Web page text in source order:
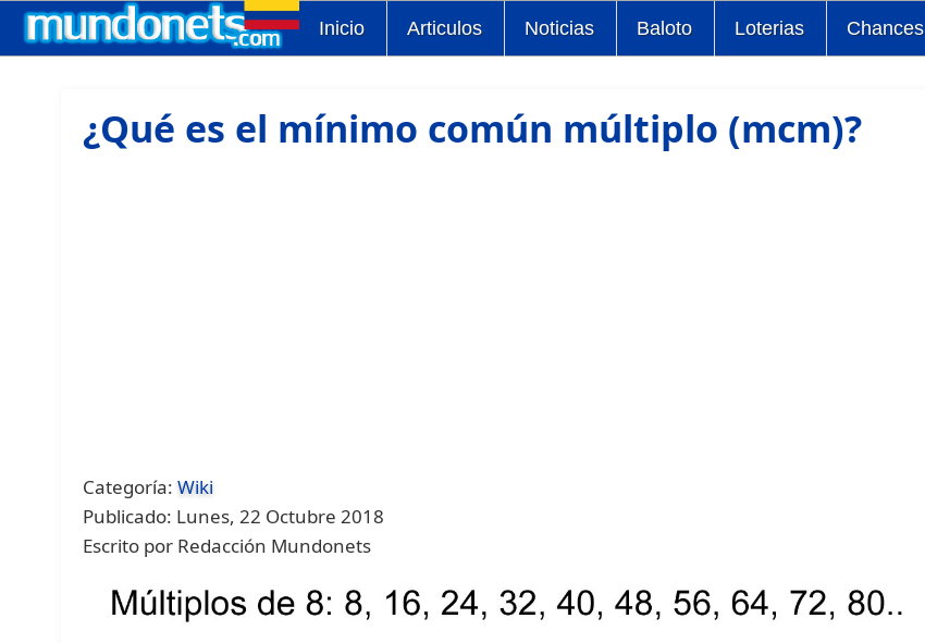
Inicio Articulos Noticias Baloto Loterias Chances
¿Qué es el mínimo común múltiplo (mcm)?
Categoría:Wiki
Publicado: Lunes, 22 Octubre 2018
Escrito por Redacción Mundonets